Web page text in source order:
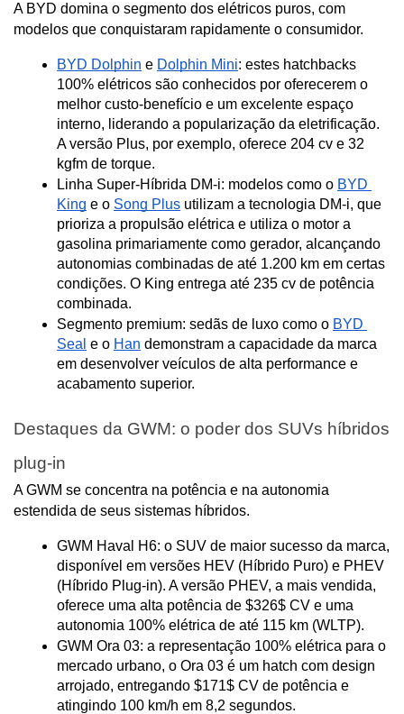
A BYD domina o segmento dos elétricos puros, com
modelos que conquistaram rapidamente o consumidor.
BYD Dolphin e Dolphin Mini: estes hatchbacks
100% elétricos são conhecidos por oferecerem o
melhor custo-benefício e um excelente espaço
interno, liderando a popularização da eletrificação.
A versão Plus, por exemplo, oferece 204 cv e 32
kgfm de torque.
Linha Super-Híbrida DM-i: modelos como o BYD
King e o Song Plus utilizam a tecnologia DM-i, que
prioriza a propulsão elétrica e utiliza o motor a
gasolina primariamente como gerador, alcançando
autonomias combinadas de até 1.200 km em certas
condições. O King entrega até 235 cv de potência
combinada.
Segmento premium: sedãs de luxo como o BYD
Seal e o Han demonstram a capacidade da marca
em desenvolver veículos de alta performance e
acabamento superior.
Destaques da GWM: o poder dos SUVs híbridos
plug-in
A GWM se concentra na potência e na autonomia
estendida de seus sistemas híbridos.
GWM Haval H6: o SUV de maior sucesso da marca,
disponível em versões HEV (Híbrido Puro) e PHEV
(Híbrido Plug-in). A versão PHEV, a mais vendida,
oferece uma alta potência de $326$ CV e uma
autonomia 100% elétrica de até 115 km (WLTP).
GWM Ora 03: a representação 100% elétrica para o
mercado urbano, o Ora 03 é um hatch com design
arrojado, entregando $171$ CV de potência e
atingindo 100 km/h em 8,2 segundos.